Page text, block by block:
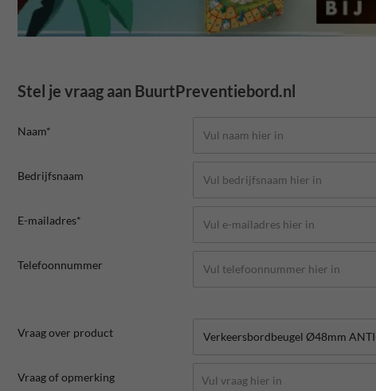
Stel je vraag aan BuurtPreventiebord.nl
Naam*
Bedrijfsnaam
E-mailadres*
Telefoonnummer
Vraag over product
Vraag of opmerking